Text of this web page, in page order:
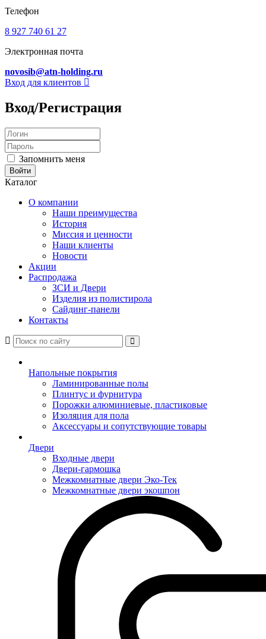
Телефон
8 927 740 61 27
Электронная почта
novosib@atn-holding.ru
Вход для клиентов
Вход/Регистрация
Запомнить меня
Каталог
О компании
Наши преимущества
История
Миссия и ценности
Наши клиенты
Новости
Акции
Распродажа
ЗСИ и Двери
Изделия из полистирола
Сайдинг-панели
Контакты
Напольные покрытия
Ламинированные полы
Плинтус и фурнитура
Порожки алюминиевые, пластиковые
Изоляция для пола
Аксессуары и сопутствующие товары
Двери
Входные двери
Двери-гармошка
Межкомнатные двери Эко-Тек
Межкомнатные двери экошпон